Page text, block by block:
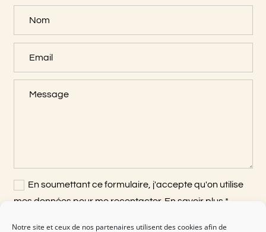
Notre site et ceux de nos partenaires utilisent des cookies afin de
En soumettant ce formulaire, j'accepte qu'on utilise
mes données pour me recontacter. En savoir plus *